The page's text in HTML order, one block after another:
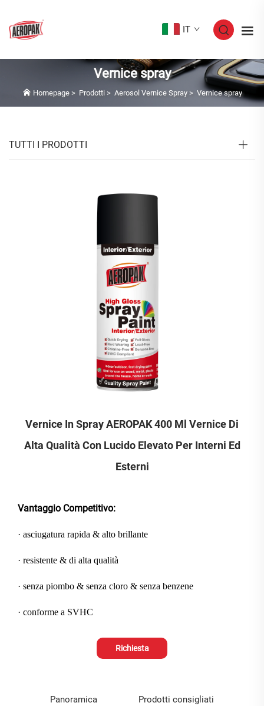
IT
Vernice spray
Homepage> Prodotti> Aerosol Vernice Spray> Vernice spray
TUTTI I PRODOTTI
Vernice In Spray AEROPAK 400 Ml Vernice Di
Alta Qualità Con Lucido Elevato Per Interni Ed
Esterni
Vantaggio Competitivo:
· asciugatura rapida & alto brillante
· resistente & di alta qualità
· senza piombo & senza cloro & senza benzene
· conforme a SVHC
Richiesta
Panoramica Prodotti consigliati